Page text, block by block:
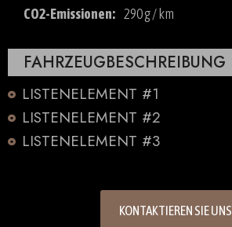
CO2-Emissionen: 290 g / km
FAHRZEUGBESCHREIBUNG
LISTENELEMENT #1
LISTENELEMENT #2
LISTENELEMENT #3
KONTAKTIEREN SIE UNS